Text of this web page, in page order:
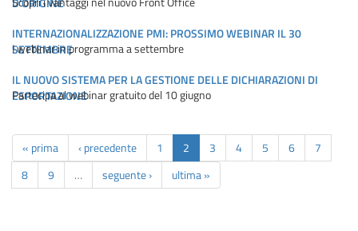
INTERNAZIONALIZZAZIONE PMI: PROSSIMO WEBINAR IL 30
SETTEMBRE
I webinar in programma a settembre
IL NUOVO SISTEMA PER LA GESTIONE DELLE DICHIARAZIONI DI
ESPORTAZIONE
Partecipa al webinar gratuito del 10 giugno
« prima ‹ precedente 1 2 3 4 5 6
7
8
9 … seguente › ultima »